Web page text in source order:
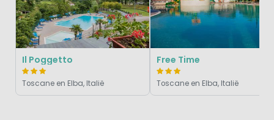
Il Poggetto
Toscane en Elba, Italië
Free Time
Toscane en Elba, Italië